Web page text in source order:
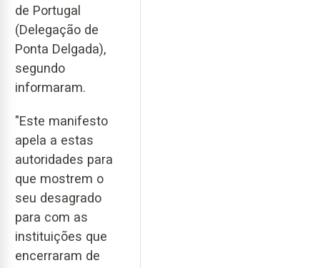
de Portugal
(Delegação de
Ponta Delgada),
segundo
informaram.
"Este manifesto
apela a estas
autoridades para
que mostrem o
seu desagrado
para com as
instituições que
encerraram de